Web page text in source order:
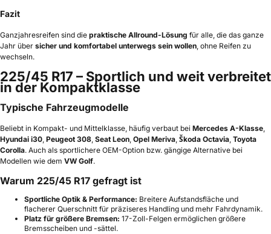
Fazit
Ganzjahresreifen sind die praktische Allround-Lösung für alle, die das ganze
Jahr über sicher und komfortabel unterwegs sein wollen, ohne Reifen zu
wechseln.
225/45 R17 – Sportlich und weit verbreitet
in der Kompaktklasse
Typische Fahrzeugmodelle
Beliebt in Kompakt- und Mittelklasse, häufig verbaut bei Mercedes A-Klasse,
Hyundai i30, Peugeot 308, Seat Leon, Opel Meriva, Škoda Octavia, Toyota
Corolla. Auch als sportlichere OEM-Option bzw. gängige Alternative bei
Modellen wie dem VW Golf.
Warum 225/45 R17 gefragt ist
Sportliche Optik & Performance: Breitere Aufstandsfläche und
flacherer Querschnitt für präziseres Handling und mehr Fahrdynamik.
Platz für größere Bremsen: 17-Zoll-Felgen ermöglichen größere
Bremsscheiben und -sättel.